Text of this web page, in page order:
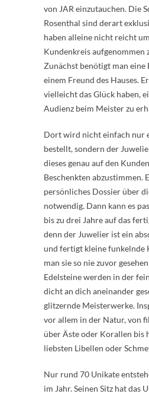
von JAR einzutauchen. Die
Rosenthal sind derart
haben alleine nicht reicht
Kundenkreis aufgenommen
Zunächst benötigt man eine
einem Freund des Hauses.
vielleicht das Glück haben,
Audienz beim Meister zu
Dort wird nicht einfach nur
bestellt, sondern der
dieses genau auf den
Beschenkten abzustimmen.
persönliches Dossier über
notwendig. Dann kann es
bis zu drei Jahre auf das
denn der Juwelier ist ein
und fertigt kleine funkelnde
man sie so nie zuvor
Edelsteine werden in der
dicht an dich aneinander
glitzernde Meisterwerke.
vor allem in der Natur, von
über Äste oder Korallen bis
liebsten Libellen oder
Nur rund 70 Unikate
im Jahr. Seinen Sitz hat das